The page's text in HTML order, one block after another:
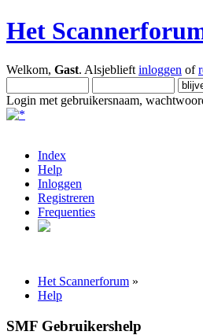
Het
Welkom, Gast. Alsjeblieft inloggen of
Login met gebruikersnaam,
Index
Help
Inloggen
Registreren
Frequenties
Het Scannerforum »
Help
SMF Gebruikershelp